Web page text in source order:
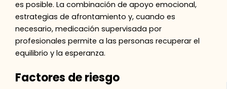
es posible. La combinación de apoyo emocional,
estrategias de afrontamiento y, cuando es
necesario, medicación supervisada por
profesionales permite a las personas recuperar el
equilibrio y la esperanza.
Factores de riesgo